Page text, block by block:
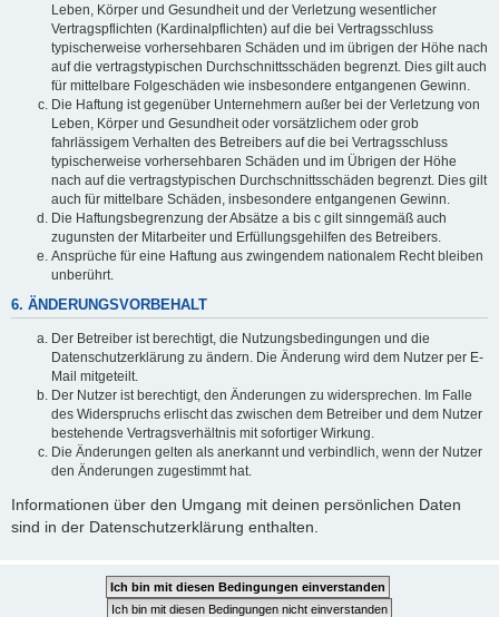
Leben, Körper und Gesundheit und der Verletzung wesentlicher
Vertragspflichten (Kardinalpflichten) auf die bei Vertragsschluss
typischerweise vorhersehbaren Schäden und im übrigen der Höhe nach
auf die vertragstypischen Durchschnittsschäden begrenzt. Dies gilt auch
für mittelbare Folgeschäden wie insbesondere entgangenen Gewinn.
Die Haftung ist gegenüber Unternehmern außer bei der Verletzung von
Leben, Körper und Gesundheit oder vorsätzlichem oder grob
fahrlässigem Verhalten des Betreibers auf die bei Vertragsschluss
typischerweise vorhersehbaren Schäden und im Übrigen der Höhe
nach auf die vertragstypischen Durchschnittsschäden begrenzt. Dies gilt
auch für mittelbare Schäden, insbesondere entgangenen Gewinn.
Die Haftungsbegrenzung der Absätze a bis c gilt sinngemäß auch
zugunsten der Mitarbeiter und Erfüllungsgehilfen des Betreibers.
Ansprüche für eine Haftung aus zwingendem nationalem Recht bleiben
unberührt.
6. ÄNDERUNGSVORBEHALT
Der Betreiber ist berechtigt, die Nutzungsbedingungen und die
Datenschutzerklärung zu ändern. Die Änderung wird dem Nutzer per E-
Mail mitgeteilt.
Der Nutzer ist berechtigt, den Änderungen zu widersprechen. Im Falle
des Widerspruchs erlischt das zwischen dem Betreiber und dem Nutzer
bestehende Vertragsverhältnis mit sofortiger Wirkung.
Die Änderungen gelten als anerkannt und verbindlich, wenn der Nutzer
den Änderungen zugestimmt hat.
Informationen über den Umgang mit deinen persönlichen Daten
sind in der Datenschutzerklärung enthalten.